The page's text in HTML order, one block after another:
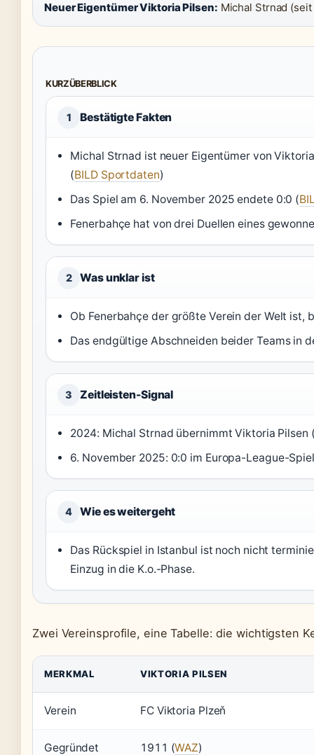
Neuer Eigentümer Viktoria Pilsen: Michal Strnad
KURZÜBERBLICK
1 Bestätigte Fakten
Michal Strnad ist neuer Eigentümer von
(BILD Sportdaten)
Das Spiel am 6. November 2025 endete 0:0 (
Fenerbahçe hat von drei Duellen eines
2 Was unklar ist
Ob Fenerbahçe der größte Verein der Welt ist,
Das endgültige Abschneiden beider Teams in
3 Zeitleisten-Signal
2024: Michal Strnad übernimmt Viktoria Pilsen
6. November 2025: 0:0 im Europa-League-
4 Wie es weitergeht
Das Rückspiel in Istanbul ist noch nicht
Einzug in die K.o.-Phase.
Zwei Vereinsprofile, eine Tabelle: die wichtigsten
MERKMAL VIKTORIA PILSEN
Verein FC Viktoria Plzeň
Gegründet 1911 (WAZ)